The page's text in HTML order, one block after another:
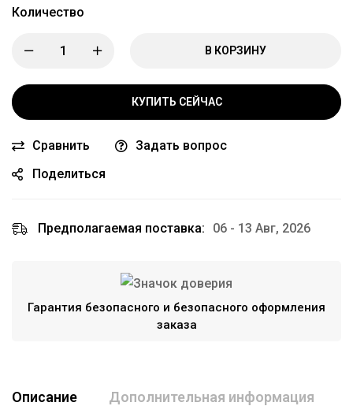
Количество
В КОРЗИНУ
КУПИТЬ СЕЙЧАС
Сравнить
Задать вопрос
Поделиться
Предполагаемая поставка: 06 - 13 Авг, 2026
Гарантия безопасного и безопасного оформления
заказа
Описание Дополнительная информация